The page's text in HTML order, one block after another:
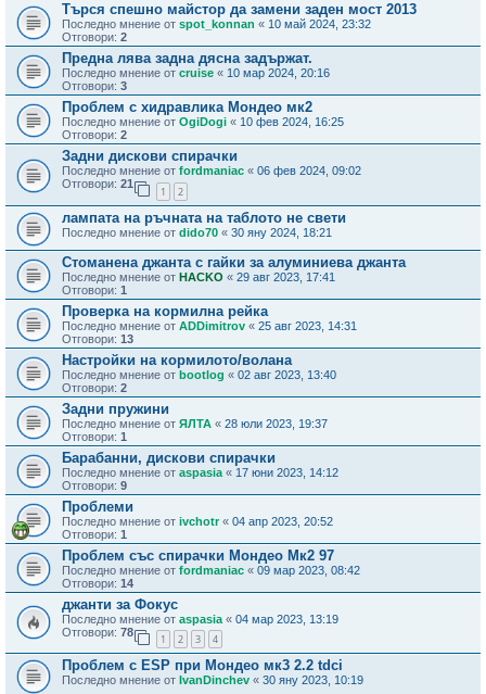
Търся спешно майстор да замени заден мост 2013
Последно мнение от spot_konnan « 10 май 2024, 23:32
Отговори: 2
Предна лява задна дясна задържат.
Последно мнение от cruise « 10 мар 2024, 20:16
Отговори: 3
Проблем с хидравлика Мондео мк2
Последно мнение от OgiDogi « 10 фев 2024, 16:25
Отговори: 2
Задни дискови спирачки
Последно мнение от fordmaniac « 06 фев 2024, 09:02
Отговори: 21
1 2
лампата на ръчната на таблото не свети
Последно мнение от dido70 « 30 яну 2024, 18:21
Стоманена джанта с гайки за алуминиева джанта
Последно мнение от HACKO « 29 авг 2023, 17:41
Отговори: 1
Проверка на кормилна рейка
Последно мнение от ADDimitrov « 25 авг 2023, 14:31
Отговори: 13
Настройки на кормилото/волана
Последно мнение от bootlog « 02 авг 2023, 13:40
Отговори: 2
Задни пружини
Последно мнение от ЯЛТА « 28 юли 2023, 19:37
Отговори: 1
Барабанни, дискови спирачки
Последно мнение от aspasia « 17 юни 2023, 14:12
Отговори: 9
Проблеми
Последно мнение от ivchotr« 04 апр 2023, 20:52
Отговори: 1
Проблем със спирачки Мондео Мк2 97
Последно мнение от fordmaniac « 09 мар 2023, 08:42
Отговори: 14
джанти за Фокус
Последно мнение от aspasia « 04 мар 2023, 13:19
Отговори: 78
1 2 3 4
Проблем с ESP при Мондео мк3 2.2 tdci
Последно мнение от IvanDinchev « 30 яну 2023, 10:19